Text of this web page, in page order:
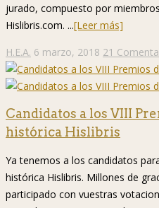
jurado, compuesto por
Hislibris.com. ...[Leer más]
H.E.A. 6 marzo, 2018 21
Candidatos a los VIII
histórica Hislibris
Ya tenemos a los candidatos
histórica Hislibris. Millones de
participado con vuestras